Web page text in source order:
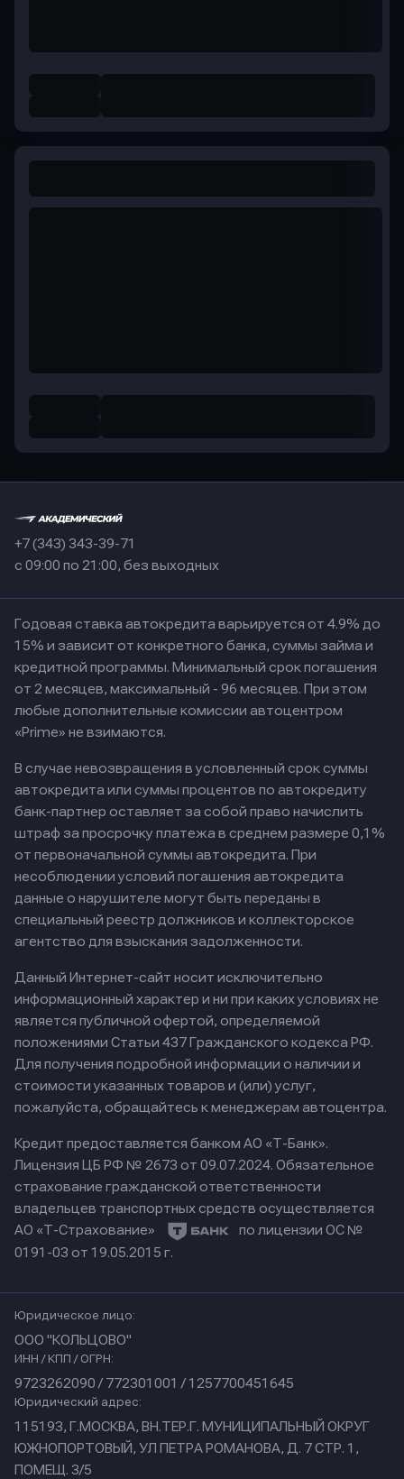
+7 (343) 343-39-71
с 09:00 по 21:00, без выходных
Годовая ставка автокредита варьируется от 4.9% до
15% и зависит от конкретного банка, суммы займа и
кредитной программы. Минимальный срок погашения
от 2 месяцев, максимальный - 96 месяцев. При этом
любые дополнительные комиссии автоцентром
«Prime» не взимаются.
В случае невозвращения в условленный срок суммы
автокредита или суммы процентов по автокредиту
банк-партнер оставляет за собой право начислить
штраф за просрочку платежа в среднем размере 0,1%
от первоначальной суммы автокредита. При
несоблюдении условий погашения автокредита
данные о нарушителе могут быть переданы в
специальный реестр должников и коллекторское
агентство для взыскания задолженности.
Данный Интернет-сайт носит исключительно
информационный характер и ни при каких условиях не
является публичной офертой, определяемой
положениями Статьи 437 Гражданского кодекса РФ.
Для получения подробной информации о наличии и
стоимости указанных товаров и (или) услуг,
пожалуйста, обращайтесь к менеджерам автоцентра.
Кредит предоставляется банком АО «Т-Банк».
Лицензия ЦБ РФ № 2673 от 09.07.2024. Обязательное
страхование гражданской ответственности
владельцев транспортных средств осуществляется
АО «Т-Страхование»
по лицензии ОС №
0191-03 от 19.05.2015 г.
Юридическое лицо:
ООО "КОЛЬЦОВО"
ИНН / КПП / ОГРН:
9723262090 / 772301001 / 1257700451645
Юридический адрес:
115193, Г.МОСКВА, ВН.ТЕР.Г. МУНИЦИПАЛЬНЫЙ ОКРУГ
ЮЖНОПОРТОВЫЙ, УЛ ПЕТРА РОМАНОВА, Д. 7 СТР. 1,
ПОМЕЩ. 3/5